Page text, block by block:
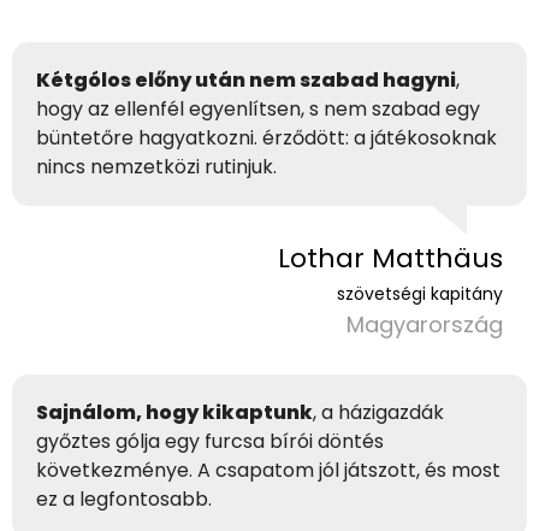
Kétgólos előny után nem szabad hagyni,
hogy az ellenfél egyenlítsen, s nem szabad egy
büntetőre hagyatkozni. érződött: a játékosoknak
nincs nemzetközi rutinjuk.
Lothar Matthäus
szövetségi kapitány
Magyarország
Sajnálom, hogy kikaptunk, a házigazdák
győztes gólja egy furcsa bírói döntés
következménye. A csapatom jól játszott, és most
ez a legfontosabb.